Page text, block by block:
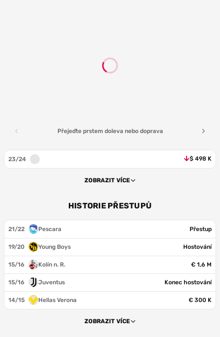
Přejeďte prstem doleva nebo doprava
23/24 $ 498 K
ZOBRAZIT VÍCE
HISTORIE PŘESTUPŮ
21/22 Pescara Přestup
19/20 Young Boys Hostování
15/16 Kolín n. R. € 1,6 M
15/16 Juventus Konec hostování
14/15 Hellas Verona € 300 K
ZOBRAZIT VÍCE